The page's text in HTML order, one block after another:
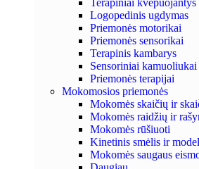
Terapiniai
Logopedinis ugdymas
Priemonės motorikai
Priemonės sensorikai
Terapinis kambarys
Sensoriniai
Priemonės terapijai
Mokomosios priemonės
Mokomės skaičių ir
Mokomės raidžių ir
Mokomės rūšiuoti
Kinetinis smėlis ir
Mokomės saugaus